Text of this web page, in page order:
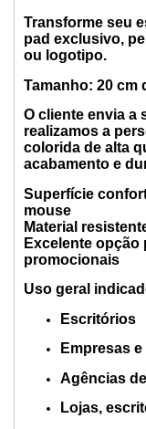
Transforme seu
pad exclusivo,
ou logotipo.
Tamanho: 20 cm
O cliente envia a
realizamos a
colorida de alta
acabamento e
Superfície
mouse
Material
Excelente
promocionais
Uso geral
Escritórios
Empresas
Agências
Lojas,